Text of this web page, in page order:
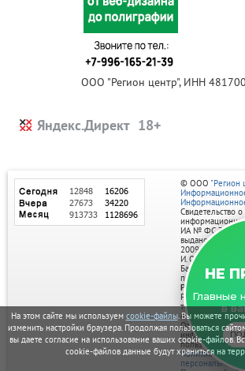
На этом сайте мы используем cookie-файлы. Вы можете
изменить настройки браузера. Продолжая пользоваться
вы даете согласие на использование ваших cookie-файлов.
cookie-файлов данные будут храниться на
ООО "Регион центр", ИНН
Яндекс.Директ
НЕ
Главные
в
© ООО "Регион
Свидетельство
ИА № ФС
выдано
2009г.
И. О. Главного
Баннеры на
правах рекламы.
Реклама на
Рекламное
тел. 7-910-267-
email:
Отдельные
информацию, не
пользователей
Политика в
персональных